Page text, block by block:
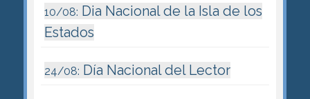
10/08: Dia Nacional de la Isla de los
Estados
24/08: Día Nacional del Lector